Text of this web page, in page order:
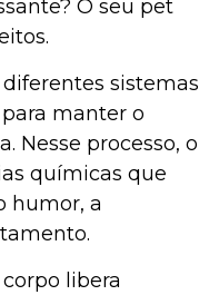
O seu pet
sistemas
manter o
Nesse processo, o
químicas que
humor, a
libera